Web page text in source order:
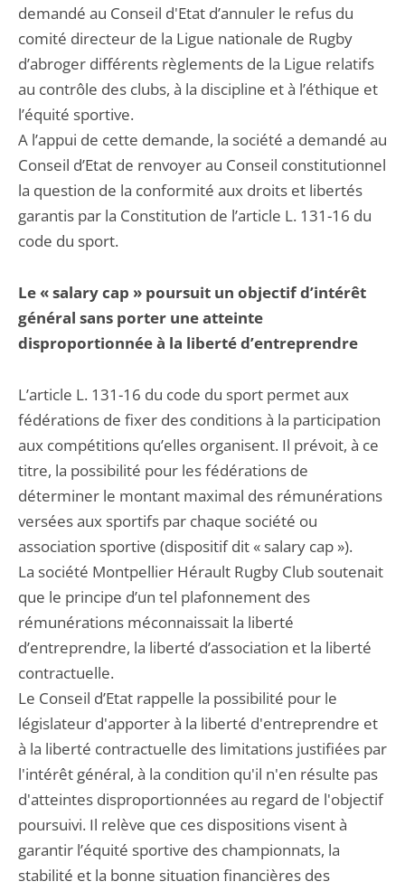
demandé au Conseil d'Etat d’annuler le refus du
comité directeur de la Ligue nationale de Rugby
d’abroger différents règlements de la Ligue relatifs
au contrôle des clubs, à la discipline et à l’éthique et
l’équité sportive.
A l’appui de cette demande, la société a demandé au
Conseil d’Etat de renvoyer au Conseil constitutionnel
la question de la conformité aux droits et libertés
garantis par la Constitution de l’article L. 131-16 du
code du sport.
Le « salary cap » poursuit un objectif d’intérêt
général sans porter une atteinte
disproportionnée à la liberté d’entreprendre
L’article L. 131-16 du code du sport permet aux
fédérations de fixer des conditions à la participation
aux compétitions qu’elles organisent. Il prévoit, à ce
titre, la possibilité pour les fédérations de
déterminer le montant maximal des rémunérations
versées aux sportifs par chaque société ou
association sportive (dispositif dit « salary cap »).
La société Montpellier Hérault Rugby Club soutenait
que le principe d’un tel plafonnement des
rémunérations méconnaissait la liberté
d’entreprendre, la liberté d’association et la liberté
contractuelle.
Le Conseil d’Etat rappelle la possibilité pour le
législateur d'apporter à la liberté d'entreprendre et
à la liberté contractuelle des limitations justifiées par
l'intérêt général, à la condition qu'il n'en résulte pas
d'atteintes disproportionnées au regard de l'objectif
poursuivi. Il relève que ces dispositions visent à
garantir l’équité sportive des championnats, la
stabilité et la bonne situation financières des